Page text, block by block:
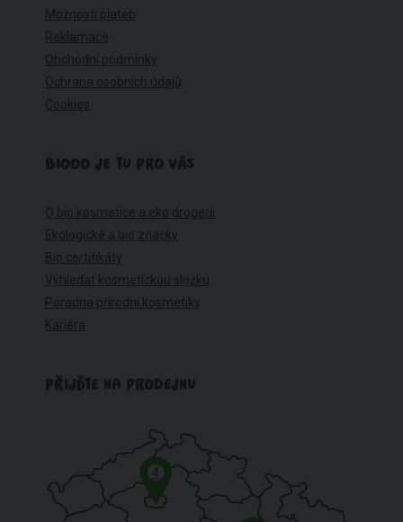
Možnosti plateb
Reklamace
Obchodní podmínky
Ochrana osobních údajů
Cookies
BIOOO JE TU PRO VÁS
O bio kosmetice a eko drogerii
Ekologické a bio značky
Bio certifikáty
Vyhledat kosmetickou složku
Poradna přírodní kosmetiky
Kariéra
PŘIJĎTE NA PRODEJNU
4